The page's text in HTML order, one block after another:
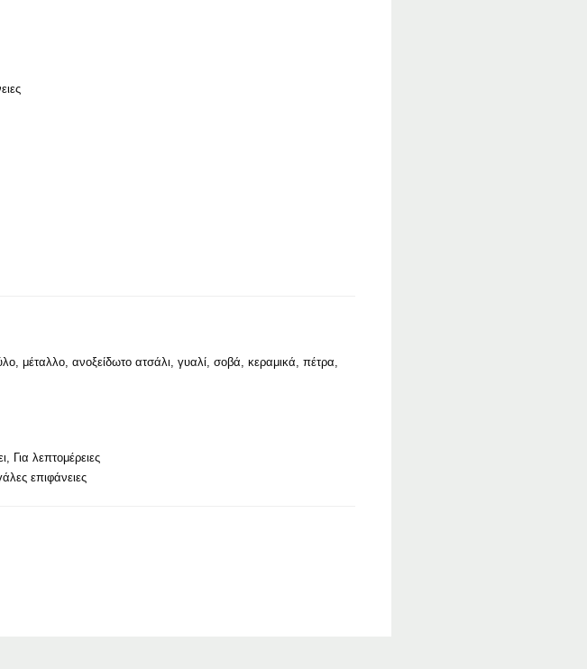
μέταλλο, ανοξείδωτο ατσάλι, γυαλί, σοβά, κεραμικά, πέτρα,
λεπτομέρειες
επιφάνειες